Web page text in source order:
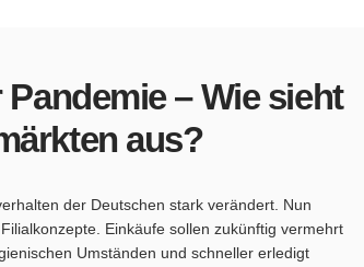
– Wie sieht
aus?
der Deutschen stark verändert. Nun
Einkäufe sollen zukünftig vermehrt
Umständen und schneller erledigt